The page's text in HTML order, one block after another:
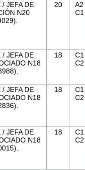
/ JEFA DE
N20
20
A2
C1
/ JEFA DE
N18
18
C1
C2
/ JEFA DE
N18
18
C1
C2
/ JEFA DE
N18
18
C1
C2